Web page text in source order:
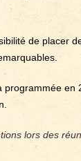
de placer
programmée en
lors des